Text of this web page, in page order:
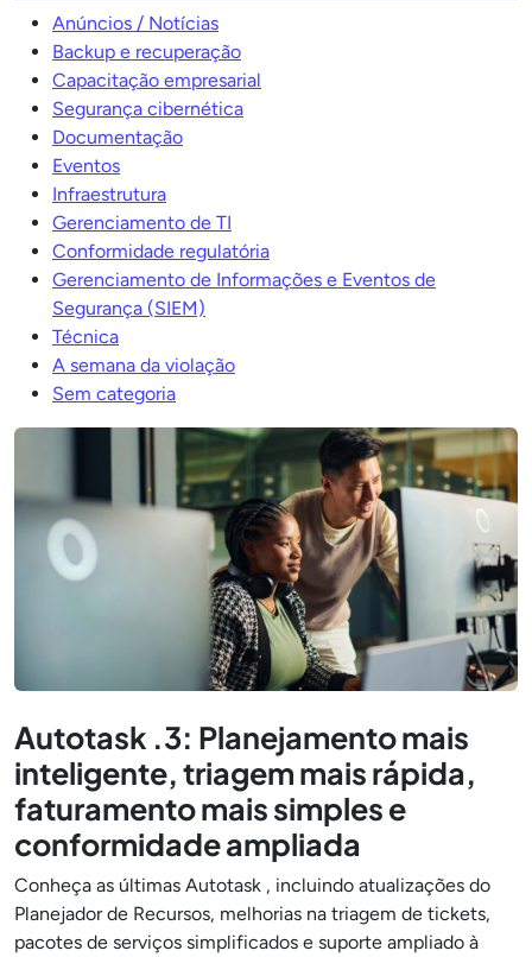
Anúncios / Notícias
Backup e recuperação
Capacitação empresarial
Segurança cibernética
Documentação
Eventos
Infraestrutura
Gerenciamento de TI
Conformidade regulatória
Gerenciamento de Informações e Eventos de
Segurança (SIEM)
Técnica
A semana da violação
Sem categoria
Autotask .3: Planejamento mais
inteligente, triagem mais rápida,
faturamento mais simples e
conformidade ampliada
Conheça as últimas Autotask , incluindo atualizações do
Planejador de Recursos, melhorias na triagem de tickets,
pacotes de serviços simplificados e suporte ampliado à